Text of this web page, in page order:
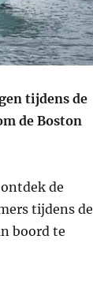
tijdens de
de Boston
de
tijdens de
boord te